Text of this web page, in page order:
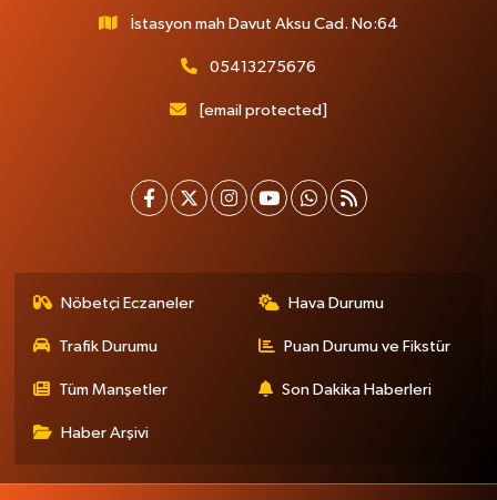
İstasyon mah Davut Aksu Cad. No:64
05413275676
[email protected]
Nöbetçi Eczaneler Hava Durumu
Trafik Durumu Puan Durumu ve Fikstür
Tüm Manşetler Son Dakika Haberleri
Haber Arşivi